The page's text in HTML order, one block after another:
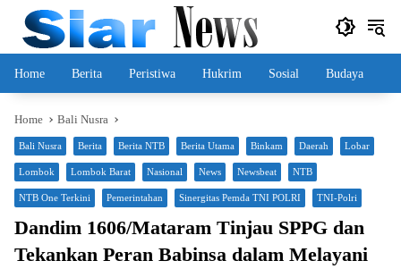
content
Home Berita Peristiwa Hukrim Sosial Budaya
Home Bali Nusra
Bali Nusra Berita Berita NTB Berita Utama Binkam Daerah Lobar
Lombok Lombok Barat Nasional News Newsbeat NTB
NTB One Terkini Pemerintahan Sinergitas Pemda TNI POLRI TNI-Polri
Dandim 1606/Mataram Tinjau SPPG dan
Tekankan Peran Babinsa dalam Melayani